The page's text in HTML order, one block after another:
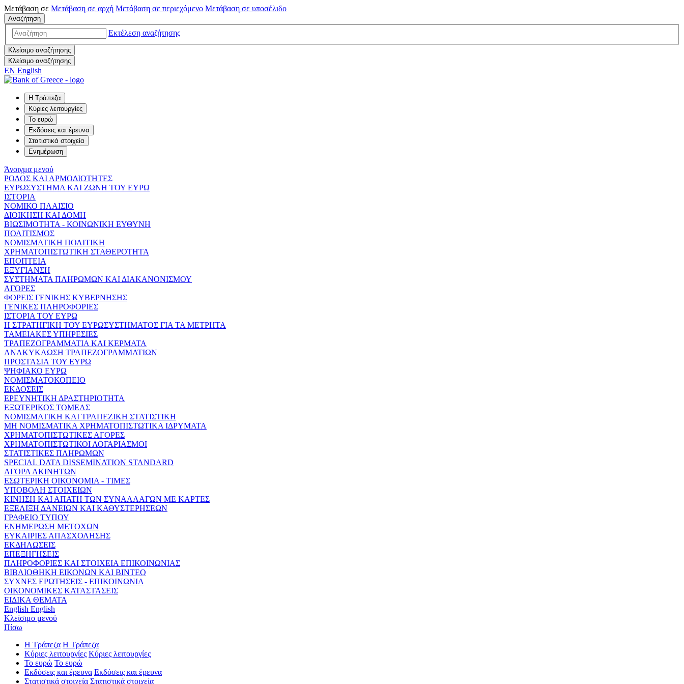
Μετάβαση σε Μετάβαση σε αρχή Μετάβαση σε περιεχόμενο Μετάβαση σε υποσέλιδο
Αναζήτηση
Εκτέλεση αναζήτησης
Κλείσιμο αναζήτησης
Κλείσιμο αναζήτησης
EN English
Η Τράπεζα
Κύριες λειτουργίες
Το ευρώ
Εκδόσεις και έρευνα
Στατιστικά στοιχεία
Ενημέρωση
Άνοιγμα μενού
ΡΟΛΟΣ ΚΑΙ ΑΡΜΟΔΙΟΤΗΤΕΣ
ΕΥΡΩΣΥΣΤΗΜΑ ΚΑΙ ΖΩΝΗ ΤΟΥ ΕΥΡΩ
ΙΣΤΟΡΙΑ
ΝΟΜΙΚΟ ΠΛΑΙΣΙΟ
ΔΙΟΙΚΗΣΗ ΚΑΙ ΔΟΜΗ
ΒΙΩΣΙΜΟΤΗΤΑ - ΚΟΙΝΩΝΙΚΗ ΕΥΘΥΝΗ
ΠΟΛΙΤΙΣΜΟΣ
ΝΟΜΙΣΜΑΤΙΚΗ ΠΟΛΙΤΙΚΗ
ΧΡΗΜΑΤΟΠΙΣΤΩΤΙΚΗ ΣΤΑΘΕΡΟΤΗΤΑ
ΕΠΟΠΤΕΙΑ
ΕΞΥΓΙΑΝΣΗ
ΣΥΣΤΗΜΑΤΑ ΠΛΗΡΩΜΩΝ ΚΑΙ ΔΙΑΚΑΝΟΝΙΣΜΟΥ
ΑΓΟΡΕΣ
ΦΟΡΕΙΣ ΓΕΝΙΚΗΣ ΚΥΒΕΡΝΗΣΗΣ
ΓΕΝΙΚΕΣ ΠΛΗΡΟΦΟΡΙΕΣ
ΙΣΤΟΡΙΑ ΤΟΥ ΕΥΡΩ
Η ΣΤΡΑΤΗΓΙΚΗ ΤΟΥ ΕΥΡΩΣΥΣΤΗΜΑΤΟΣ ΓΙΑ ΤΑ ΜΕΤΡΗΤΑ
ΤΑΜΕΙΑΚΕΣ ΥΠΗΡΕΣΙΕΣ
ΤΡΑΠΕΖΟΓΡΑΜΜΑΤΙΑ ΚΑΙ ΚΕΡΜΑΤΑ
ΑΝΑΚΥΚΛΩΣΗ ΤΡΑΠΕΖΟΓΡΑΜΜΑΤΙΩΝ
ΠΡΟΣΤΑΣΙΑ ΤΟΥ ΕΥΡΩ
ΨΗΦΙΑΚΟ ΕΥΡΩ
ΝΟΜΙΣΜΑΤΟΚΟΠΕΙΟ
ΕΚΔΟΣΕΙΣ
ΕΡΕΥΝΗΤΙΚΗ ΔΡΑΣΤΗΡΙΟΤΗΤΑ
ΕΞΩΤΕΡΙΚΟΣ ΤΟΜΕΑΣ
ΝΟΜΙΣΜΑΤΙΚΗ ΚΑΙ ΤΡΑΠΕΖΙΚΗ ΣΤΑΤΙΣΤΙΚΗ
ΜΗ ΝΟΜΙΣΜΑΤΙΚΑ ΧΡΗΜΑΤΟΠΙΣΤΩΤΙΚΑ ΙΔΡΥΜΑΤΑ
ΧΡΗΜΑΤΟΠΙΣΤΩΤΙΚΕΣ ΑΓΟΡΕΣ
ΧΡΗΜΑΤΟΠΙΣΤΩΤΙΚΟΙ ΛΟΓΑΡΙΑΣΜΟΙ
ΣΤΑΤΙΣΤΙΚΕΣ ΠΛΗΡΩΜΩΝ
SPECIAL DATA DISSEMINATION STANDARD
ΑΓΟΡΑ ΑΚΙΝΗΤΩΝ
ΕΣΩΤΕΡΙΚΗ ΟΙΚΟΝΟΜΙΑ - ΤΙΜΕΣ
ΥΠΟΒΟΛΗ ΣΤΟΙΧΕΙΩΝ
ΚΙΝΗΣΗ ΚΑΙ ΑΠΑΤΗ ΤΩΝ ΣΥΝΑΛΛΑΓΩΝ ΜΕ ΚΑΡΤΕΣ
ΕΞΕΛΙΞΗ ΔΑΝΕΙΩΝ ΚΑΙ ΚΑΘΥΣΤΕΡΗΣΕΩΝ
ΓΡΑΦΕΙΟ ΤΥΠΟΥ
ΕΝΗΜΕΡΩΣΗ ΜΕΤΟΧΩΝ
ΕΥΚΑΙΡΙΕΣ ΑΠΑΣΧΟΛΗΣΗΣ
ΕΚΔΗΛΩΣΕΙΣ
ΕΠΕΞΗΓΗΣΕΙΣ
ΠΛΗΡΟΦΟΡΙΕΣ ΚΑΙ ΣΤΟΙΧΕΙΑ ΕΠΙΚΟΙΝΩΝΙΑΣ
ΒΙΒΛΙΟΘΗΚΗ ΕΙΚΟΝΩΝ ΚΑΙ ΒΙΝΤΕΟ
ΣΥΧΝΕΣ ΕΡΩΤΗΣΕΙΣ - ΕΠΙΚΟΙΝΩΝΙΑ
ΟΙΚΟΝΟΜΙΚΕΣ ΚΑΤΑΣΤΑΣΕΙΣ
ΕΙΔΙΚΑ ΘΕΜΑΤΑ
English English
Κλείσιμο μενού
Πίσω
Η Τράπεζα Η Τράπεζα
Κύριες λειτουργίες Κύριες λειτουργίες
Το ευρώ Το ευρώ
Εκδόσεις και έρευνα Εκδόσεις και έρευνα
Στατιστικά στοιχεία Στατιστικά στοιχεία